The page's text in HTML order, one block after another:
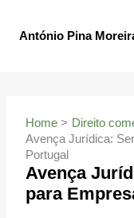
António Pina
Home
Direito
Avença Jurídica:
Portugal
Avença
para